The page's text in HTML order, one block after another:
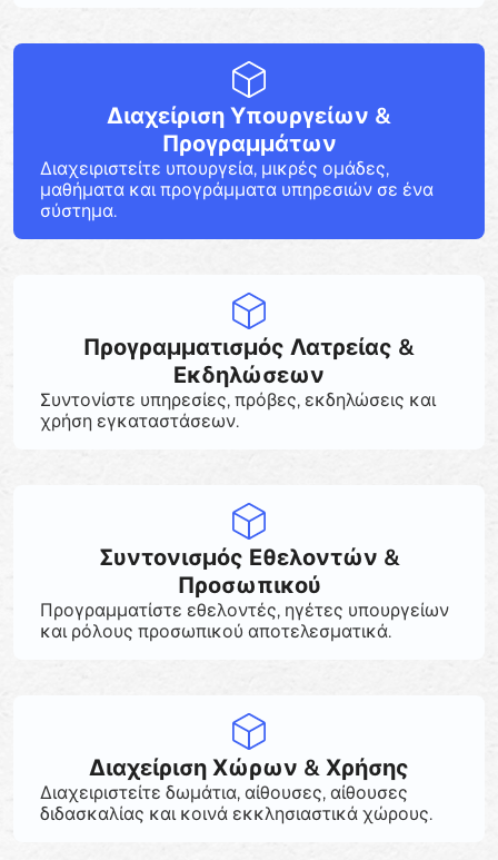
Διαχείριση Υπουργείων &
Προγραμμάτων
Διαχειριστείτε υπουργεία, μικρές ομάδες,
μαθήματα και προγράμματα υπηρεσιών σε ένα
σύστημα.
Προγραμματισμός Λατρείας &
Εκδηλώσεων
Συντονίστε υπηρεσίες, πρόβες, εκδηλώσεις και
χρήση εγκαταστάσεων.
Συντονισμός Εθελοντών &
Προσωπικού
Προγραμματίστε εθελοντές, ηγέτες υπουργείων
και ρόλους προσωπικού αποτελεσματικά.
Διαχείριση Χώρων & Χρήσης
Διαχειριστείτε δωμάτια, αίθουσες, αίθουσες
διδασκαλίας και κοινά εκκλησιαστικά χώρους.